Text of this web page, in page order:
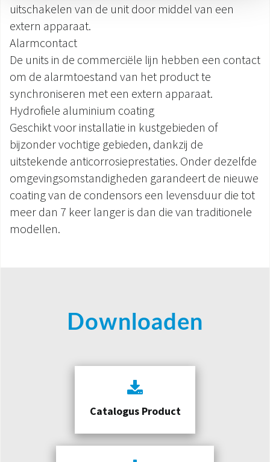
uitschakelen van de unit door middel van een
extern apparaat.
Alarmcontact
De units in de commerciële lijn hebben een contact
om de alarmtoestand van het product te
synchroniseren met een extern apparaat.
Hydrofiele aluminium coating
Geschikt voor installatie in kustgebieden of
bijzonder vochtige gebieden, dankzij de
uitstekende anticorrosieprestaties. Onder dezelfde
omgevingsomstandigheden garandeert de nieuwe
coating van de condensors een levensduur die tot
meer dan 7 keer langer is dan die van traditionele
modellen.
Downloaden
Catalogus Product